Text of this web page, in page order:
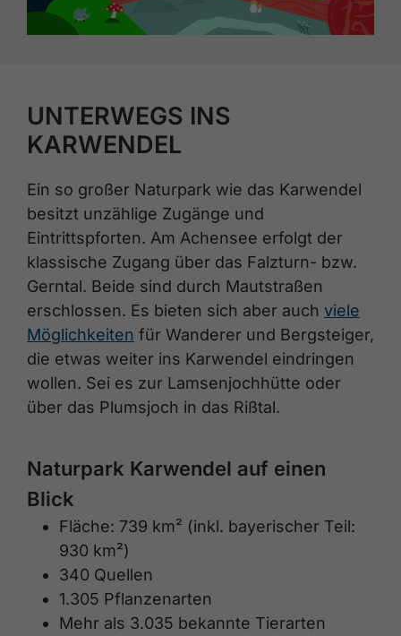
UNTERWEGS INS
KARWENDEL
Ein so großer Naturpark wie das Karwendel
besitzt unzählige Zugänge und
Eintrittspforten. Am Achensee erfolgt der
klassische Zugang über das Falzturn- bzw.
Gerntal. Beide sind durch Mautstraßen
erschlossen. Es bieten sich aber auch viele
Möglichkeiten für Wanderer und Bergsteiger,
die etwas weiter ins Karwendel eindringen
wollen. Sei es zur Lamsenjochhütte oder
über das Plumsjoch in das Rißtal.
Naturpark Karwendel auf einen
Blick
Fläche: 739 km² (inkl. bayerischer Teil:
930 km²)
340 Quellen
1.305 Pflanzenarten
Mehr als 3.035 bekannte Tierarten